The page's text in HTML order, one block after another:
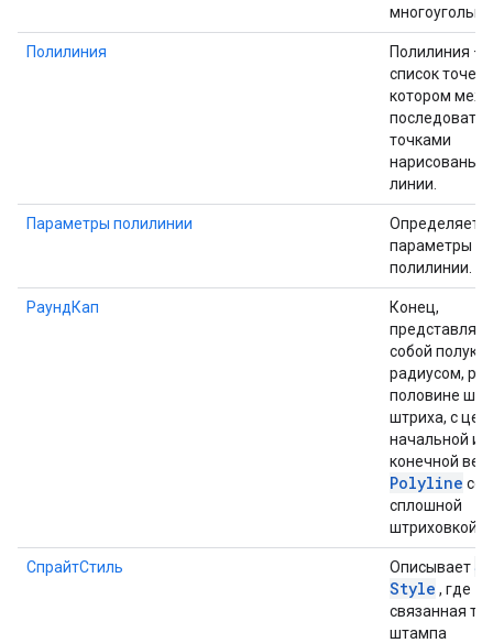
Полилиния
Полилиния —
список точек,
котором
точками
нарисованы
линии.
Параметры полилинии
Определяет
параметры
полилинии.
РаундКап
Конец,
собой
радиусом,
половине
штриха, с
начальной
конечной
Polyline со
сплошной
штриховкой.
СпрайтСтиль Описывает
Style , где
связанная
штампа